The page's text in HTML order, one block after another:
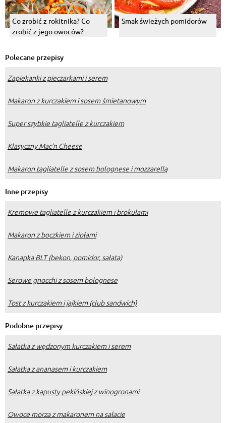
Co zrobić z rokitnika? Co
zrobić z jego owoców?
Smak świeżych pomidorów
Polecane przepisy
Zapiekanki z pieczarkami i serem
Makaron z kurczakiem i sosem śmietanowym
Super szybkie tagliatelle z kurczakiem
Klasyczny Mac’n Cheese
Makaron tagliatelle z sosem bolognese i mozzarellą
Inne przepisy
Kremowe tagliatelle z kurczakiem i brokułami
Makaron z boczkiem i ziołami
Kanapka BLT (bekon, pomidor, sałata)
Serowe gnocchi z sosem bolognese
Tost z kurczakiem i jajkiem (club sandwich)
Podobne przepisy
Sałatka z wędzonym kurczakiem i serem
Sałatka z ananasem i kurczakiem
Sałatka z kapusty pekińskiej z winogronami
Owoce morza z makaronem na sałacie